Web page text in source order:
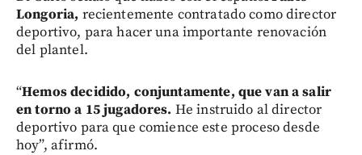
Longoria, recientemente contratado como director
deportivo, para hacer una importante renovación
del plantel.
“Hemos decidido, conjuntamente, que van a salir
en torno a 15 jugadores. He instruido al director
deportivo para que comience este proceso desde
hoy”, afirmó.